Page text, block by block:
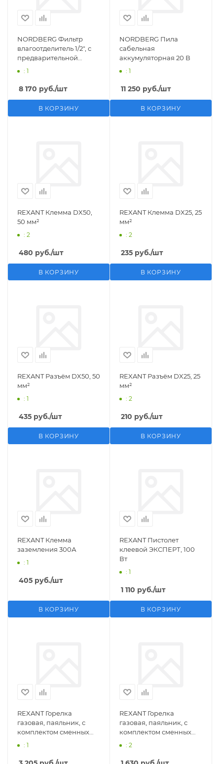
NORDBERG Фильтр
влагоотделитель 1/2", с
предварительной
фильтрацией
: 1
8 170 руб./шт
В КОРЗИНУ
NORDBERG Пила
сабельная
аккумуляторная 20 В
: 1
11 250 руб./шт
В КОРЗИНУ
REXANT Клемма DX50,
50 мм²
: 2
480 руб./шт
В КОРЗИНУ
REXANT Клемма DX25, 25
мм²
: 2
235 руб./шт
В КОРЗИНУ
REXANT Разъём DX50, 50
мм²
: 1
435 руб./шт
В КОРЗИНУ
REXANT Разъём DX25, 25
мм²
: 2
210 руб./шт
В КОРЗИНУ
REXANT Клемма
заземления 300А
: 1
405 руб./шт
В КОРЗИНУ
REXANT Пистолет
клеевой ЭКСПЕРТ, 100
Вт
: 1
1 110 руб./шт
В КОРЗИНУ
REXANT Горелка
газовая, паяльник, с
комплектом сменных
насадок, 11 предметов
: 1
REXANT Горелка
газовая, паяльник, с
комплектом сменных
насадок, 3 предмета
: 2